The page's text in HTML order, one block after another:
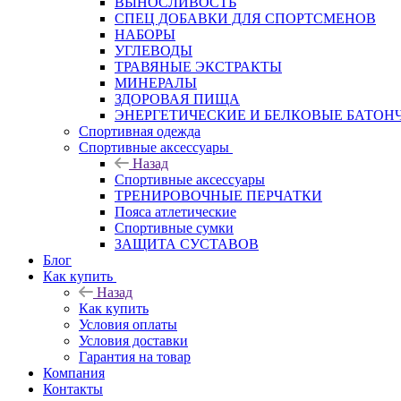
СПЕЦ ДОБАВКИ ДЛЯ СПОРТСМЕНОВ
НАБОРЫ
УГЛЕВОДЫ
ТРАВЯНЫЕ ЭКСТРАКТЫ
МИНЕРАЛЫ
ЗДОРОВАЯ ПИЩА
ЭНЕРГЕТИЧЕСКИЕ И БЕЛКОВЫЕ
Спортивная одежда
Спортивные аксессуары
Назад
Спортивные аксессуары
ТРЕНИРОВОЧНЫЕ ПЕРЧАТКИ
Пояса атлетические
Спортивные сумки
ЗАЩИТА СУСТАВОВ
Блог
Как купить
Назад
Как купить
Условия оплаты
Условия доставки
Гарантия на товар
Компания
Контакты